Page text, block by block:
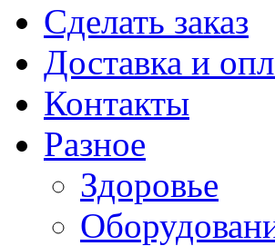
Сделать заказ
Доставка и
Контакты
Разное
Здоровье